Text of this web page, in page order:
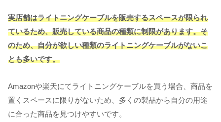
実店舗はライトニングケーブルを販売するスペースが限られ
ているため、販売している商品の種類に制限があります。そ
のため、自分が欲しい種類のライトニングケーブルがないこ
とも多いです。
Amazonや楽天にてライトニングケーブルを買う場合、商品を
置くスペースに限りがないため、多くの製品から自分の用途
に合った商品を見つけやすいです。